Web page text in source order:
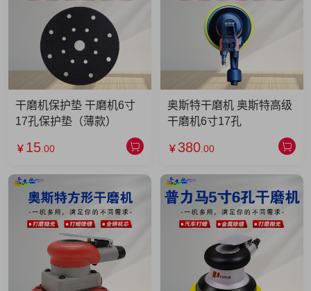
干磨机保护垫 干磨机6寸
17孔保护垫（薄款）
￥ 15 .00
奥斯特干磨机 奥斯特高级
干磨机6寸17孔
￥ 380 .00